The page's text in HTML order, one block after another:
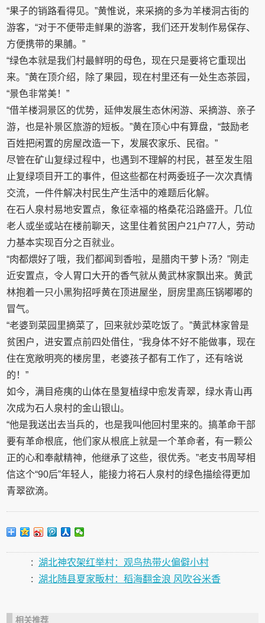
“果子的销路看得见。”黄惟说，来采摘的多为羊楼洞古街的
游客，“对于不便带走鲜果的游客，我们还开发制作易保存、
方便携带的果脯。”
“绿色本就是我们村最鲜明的母色，现在只是要将它重现出
来。”黄在顶介绍，除了果园，现在村里还有一处生态茶园，
“景色非常美！”
“借羊楼洞景区的优势，延伸发展生态休闲游、采摘游、亲子
游，也是补景区旅游的短板。”黄在顶心中有算盘，“鼓励老
百姓把闲置的房屋改造一下，发展农家乐、民宿。”
尽管在矿山复绿过程中，也遇到不理解的村民，甚至发生阻
止复绿项目开工的事件，但这些都在村两委班子一次次真情
交流，一件件解决村民生产生活中的难题后化解。
在石人泉村易地安置点，象征幸福的格桑花沿路盛开。几位
老人或坐或站在楼前聊天，这里住着贫困户21户77人，劳动
力基本实现百分之百就业。
“肉都煨好了哦，我们都闻到香啦，是腊肉干萝卜汤？”刚走
近安置点，令人胃口大开的香气就从黄武林家飘出来。黄武
林抱着一只小黑狗招呼黄在顶进屋坐，厨房里高压锅嘟嘟的
冒气。
“老婆到菜园里摘菜了，回来就炒菜吃饭了。”黄武林家曾是
贫困户，进安置点前四处借住，“我身体不好不能做事，现在
住在宽敞明亮的楼房里，老婆孩子都有工作了，还有啥说
的！”
如今，满目疮痍的山体在垦复植绿中愈发青翠，绿水青山再
次成为石人泉村的金山银山。
“他是我送出去当兵的，也是我叫他回村里来的。搞革命干部
要有革命根底，他们家从根底上就是一个革命者，有一颗公
正的心和奉献精神，他继承了这些，很优秀。”老支书周琴相
信这个“90后”年轻人，能接力将石人泉村的绿色描绘得更加
青翠欲滴。
: 湖北神农架红举村：观鸟热带火偏僻小村
: 湖北随县夏家畈村：稻海翻金浪 风吹谷米香
相关推荐